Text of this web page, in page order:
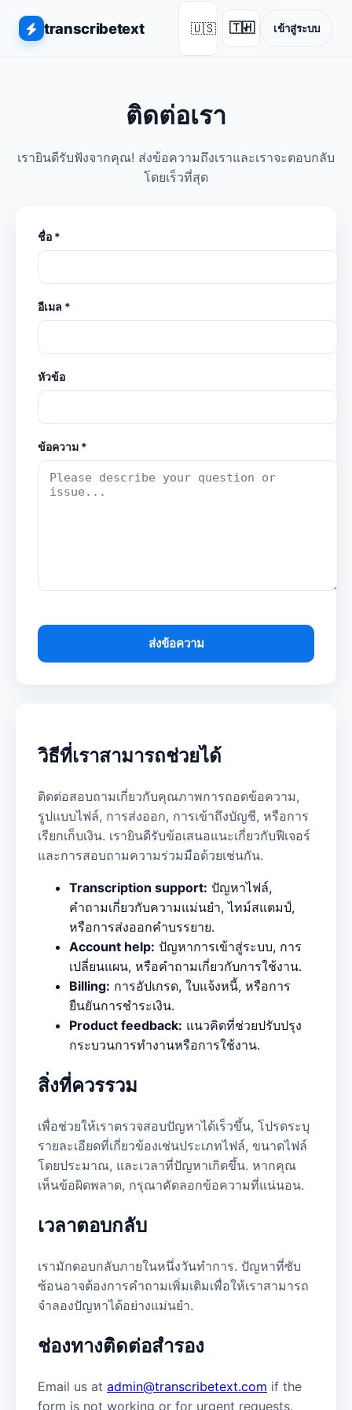
transcribetext 🇺🇸 🇹🇭
▾ เข้าสู่ระบบ
ติดต่อเรา
เรายินดีรับฟังจากคุณ! ส่งข้อความถึงเราและเราจะตอบกลับ
โดยเร็วที่สุด
ชื่อ *
อีเมล *
หัวข้อ
ข้อความ *
ส่งข้อความ
วิธีที่เราสามารถช่วยได้
ติดต่อสอบถามเกี่ยวกับคุณภาพการถอดข้อความ,
รูปแบบไฟล์, การส่งออก, การเข้าถึงบัญชี, หรือการ
เรียกเก็บเงิน. เรายินดีรับข้อเสนอแนะเกี่ยวกับฟีเจอร์
และการสอบถามความร่วมมือด้วยเช่นกัน.
Transcription support: ปัญหาไฟล์,
คำถามเกี่ยวกับความแม่นยำ, ไทม์สแตมป์,
หรือการส่งออกคำบรรยาย.
Account help: ปัญหาการเข้าสู่ระบบ, การ
เปลี่ยนแผน, หรือคำถามเกี่ยวกับการใช้งาน.
Billing: การอัปเกรด, ใบแจ้งหนี้, หรือการ
ยืนยันการชำระเงิน.
Product feedback: แนวคิดที่ช่วยปรับปรุง
กระบวนการทำงานหรือการใช้งาน.
สิ่งที่ควรรวม
เพื่อช่วยให้เราตรวจสอบปัญหาได้เร็วขึ้น, โปรดระบุ
รายละเอียดที่เกี่ยวข้องเช่นประเภทไฟล์, ขนาดไฟล์
โดยประมาณ, และเวลาที่ปัญหาเกิดขึ้น. หากคุณ
เห็นข้อผิดพลาด, กรุณาคัดลอกข้อความที่แน่นอน.
เวลาตอบกลับ
เรามักตอบกลับภายในหนึ่งวันทำการ. ปัญหาที่ซับ
ซ้อนอาจต้องการคำถามเพิ่มเติมเพื่อให้เราสามารถ
จำลองปัญหาได้อย่างแม่นยำ.
ช่องทางติดต่อสำรอง
Email us at admin@transcribetext.com if the
form is not working or for urgent requests.